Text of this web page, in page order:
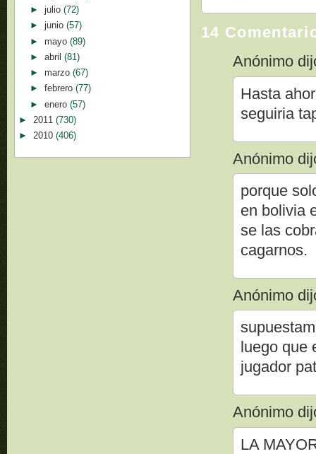
14
Anónimo
Hasta
seguiria
Anónimo
porque
en bolivia
se las
cagarnos.
Anónimo
luego que
jugador
Anónimo
LA
► julio (72)
► junio (57)
► mayo (89)
► abril (81)
► marzo (67)
► febrero (77)
► enero (57)
► 2011 (730)
► 2010 (406)